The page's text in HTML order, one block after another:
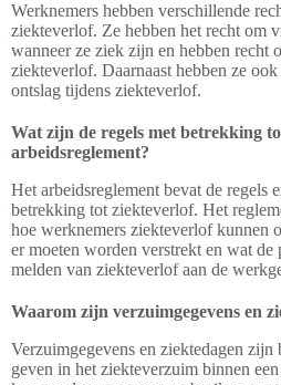
Werknemers hebben verschillende
ziekteverlof. Ze hebben het recht om
wanneer ze ziek zijn en hebben recht
ziekteverlof. Daarnaast hebben ze
ontslag tijdens ziekteverlof.
Wat zijn de regels met betrekking
arbeidsreglement?
Het arbeidsreglement bevat de regels
betrekking tot ziekteverlof. Het
hoe werknemers ziekteverlof kunnen
er moeten worden verstrekt en wat
melden van ziekteverlof aan de
Waarom zijn verzuimgegevens en
Verzuimgegevens en ziektedagen
geven in het ziekteverzuim binnen